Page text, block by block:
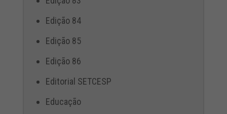
Edição 84
Edição 85
Edição 86
Editorial SETCESP
Educação